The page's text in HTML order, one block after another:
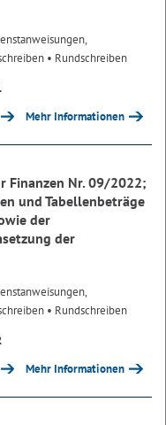
• Rundschreiben
Mehr Informationen
Finanzen Nr. 09/2022;
und Tabellenbeträge
der
der
• Rundschreiben
Mehr Informationen